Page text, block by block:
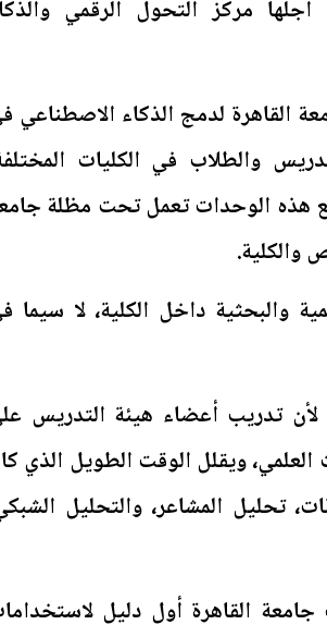
مركز التحول الرقمي
القاهرة لدمج الذكاء الاصطناعي
والطلاب في الكليات
هذه الوحدات تعمل تحت مظلة
والكلية.
والبحثية داخل الكلية، لا سيما
لأن تدريب أعضاء هيئة التدريس
ويقلل الوقت الطويل الذي
تحليل المشاعر، والتحليل
القاهرة أول دليل